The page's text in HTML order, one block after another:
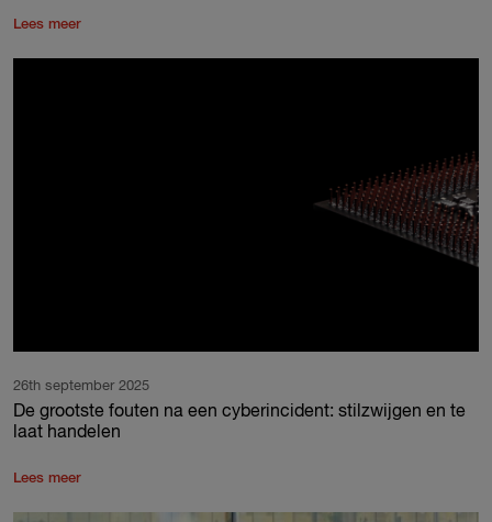
Lees meer
26th september 2025
De grootste fouten na een cyberincident: stilzwijgen en te
laat handelen
Lees meer